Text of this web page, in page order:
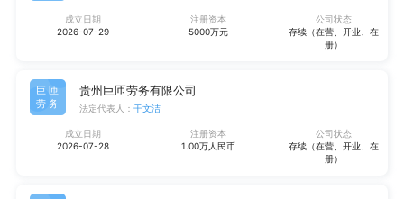
成立日期
2026-07-29
注册资本
5000万元
公司状态
存续（在营、开业、在
册）
巨匝
劳务
贵州巨匝劳务有限公司
法定代表人： 干文洁
成立日期
2026-07-28
注册资本
1.00万人民币
公司状态
存续（在营、开业、在
册）